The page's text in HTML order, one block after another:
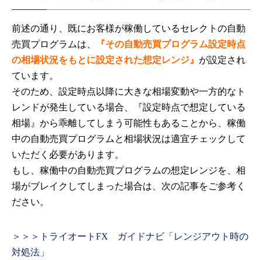
前述の通り、既にお客様が稼働しているセレクトの自動
売買プログラムは、
『その自動売買プログラム設定時点
の相場状況をもとに設定された想定レンジ』 が設定され
ています。
そのため、設定時点以降に大きな相場変動や一方的なト
レンドが発生している場合、『設定時点で想定している
相場』から乖離してしまう可能性もあることから、稼働
中の自動売買プログラムと相場状況は適宜チェックして
いただく必要があります。
もし、稼働中の自動売買プログラムの想定レンジを、相
場がブレイクしてしまった場合は、次の記事をご参考く
ださい。
＞＞＞トライオートFX ガイドナビ「レンジアウト時の
対処法」